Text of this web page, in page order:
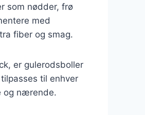
som nødder, frø
med
fiber og smag.
er gulerodsboller
til enhver
og nærende.